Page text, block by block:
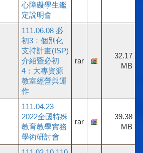
心障礙學生鑑
定說明會
111.06.08 必
初3：個別化
支持計畫(ISP)
介紹暨必初
4：大專資源
教室經營與運
作
rar
32.17
MB
111.04.23
2022全國特殊
教育教學實務
學術研討會
rar
39.38
MB